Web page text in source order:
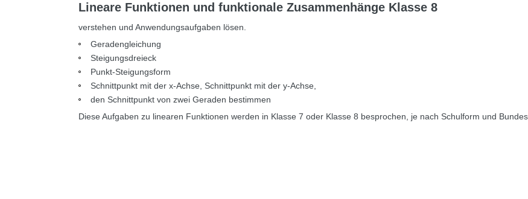
Lineare Funktionen und funktionale Zusammenhänge Klasse 8
verstehen und Anwendungsaufgaben lösen.
Geradengleichung
Steigungsdreieck
Punkt-Steigungsform
Schnittpunkt mit der x-Achse, Schnittpunkt mit der y-Achse,
den Schnittpunkt von zwei Geraden bestimmen
Diese Aufgaben zu linearen Funktionen werden in Klasse 7 oder Klasse 8 besprochen, je nach Schulform und